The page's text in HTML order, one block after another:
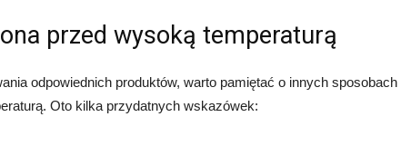
przed wysoką temperaturą
odpowiednich produktów, warto pamiętać o innych sposobach
Oto kilka przydatnych wskazówek: